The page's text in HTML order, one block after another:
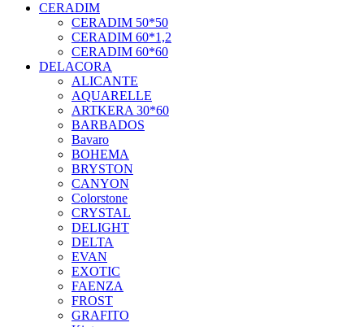
CERADIM
CERADIM 50*50
CERADIM 60*1,2
CERADIM 60*60
DELACORA
ALICANTE
AQUARELLE
ARTKERA 30*60
BARBADOS
Bavaro
BOHEMA
BRYSTON
CANYON
Colorstone
CRYSTAL
DELIGHT
DELTA
EVAN
EXOTIC
FAENZA
FROST
GRAFITO